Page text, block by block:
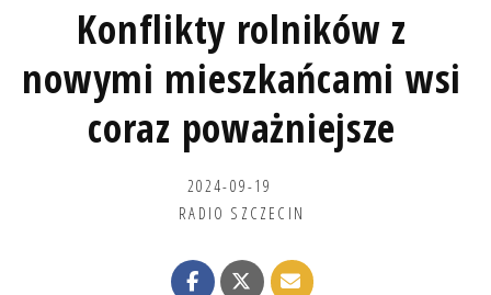
Konflikty rolników z
nowymi mieszkańcami wsi
coraz poważniejsze
2024-09-19
RADIO SZCZECIN